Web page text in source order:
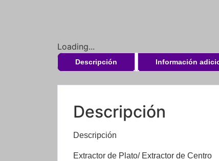
Loading...
Descripción Información
Descripción
Descripción
Extractor de Plato/ Extractor de Centro